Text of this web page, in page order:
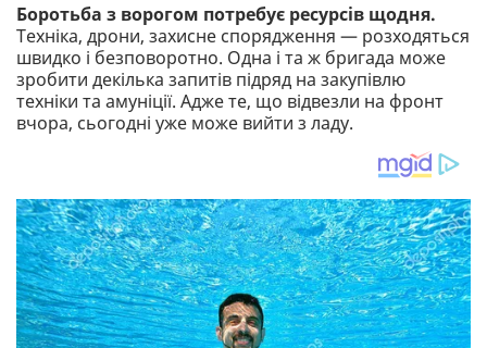
Боротьба з ворогом потребує ресурсів щодня.
Техніка, дрони, захисне спорядження — розходяться
швидко і безповоротно. Одна і та ж бригада може
зробити декілька запитів підряд на закупівлю
техніки та амуніції. Адже те, що відвезли на фронт
вчора, сьогодні уже може вийти з ладу.